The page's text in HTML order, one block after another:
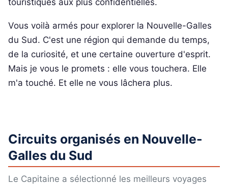
touristiques aux plus confidentielles.
Vous voilà armés pour explorer la Nouvelle-Galles
du Sud. C'est une région qui demande du temps,
de la curiosité, et une certaine ouverture d'esprit.
Mais je vous le promets : elle vous touchera. Elle
m'a touché. Et elle ne vous lâchera plus.
Circuits organisés en Nouvelle-
Galles du Sud
Le Capitaine a sélectionné les meilleurs voyages